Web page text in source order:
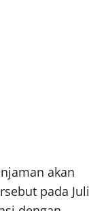
akan
pada Juli